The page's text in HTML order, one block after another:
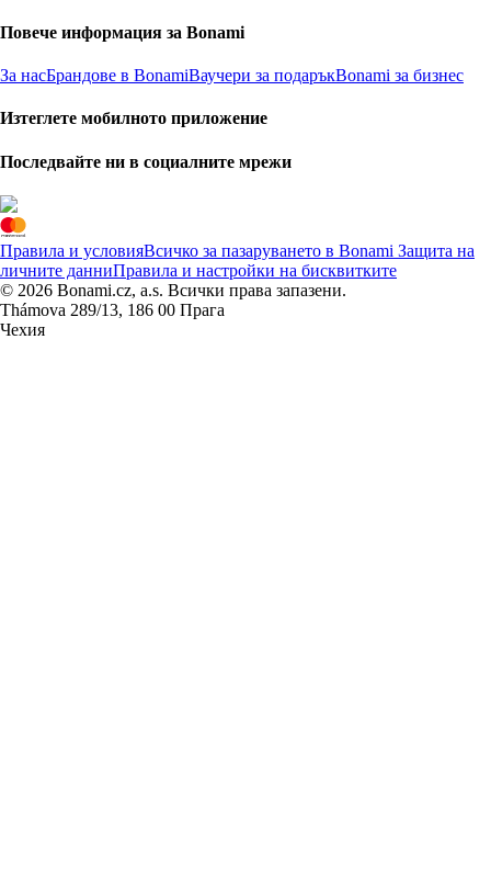
Повече информация за Bonami
За насБрандове в BonamiВаучери за подаръкBonami за бизнес
Изтеглете мобилното приложение
Последвайте ни в социалните мрежи
Правила и условияВсичко за пазаруването в Bonami Защита на
личните данниПравила и настройки на бисквитките
© 2026 Bonami.cz, a.s. Всички права запазени.
Thámova 289/13, 186 00 Прага
Чехия